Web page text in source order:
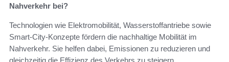
Nahverkehr bei?
Technologien wie Elektromobilität, Wasserstoffantriebe sowie
Smart-City-Konzepte fördern die nachhaltige Mobilität im
Nahverkehr. Sie helfen dabei, Emissionen zu reduzieren und
gleichzeitig die Effizienz des Verkehrs zu steigern.